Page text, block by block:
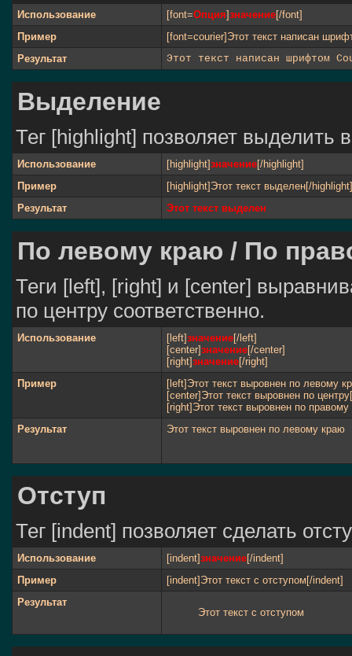
Использование [font=Опция]значение[/font]
Пример
[font=courier]Этот текст написан
Результат
Этот текст написан шрифтом
Выделение
Тег [highlight] позволяет выделить
Использование [highlight]значение[/highlight]
Пример
[highlight]Этот текст выделен[/highlight]
Результат
Этот текст выделен
По левому краю / По
Теги [left], [right] и [center]
по центру соответственно.
Использование [left]значение[/left]
[center]значение[/center]
[right]значение[/right]
Пример
[left]Этот текст выровнен по левому
[center]Этот текст выровнен по
[right]Этот текст выровнен по
Результат
Этот текст выровнен по левому краю
Отступ
Тег [indent] позволяет сделать
Использование [indent]значение[/indent]
Пример
[indent]Этот текст с отступом[/indent]
Результат
Этот текст с отступом